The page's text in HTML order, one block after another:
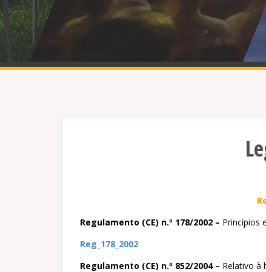
Regulamento (CE) n.º 178/2002 – Princípios
Reg_178_2002
Regulamento (CE) n.º 852/2004 – Relativo à